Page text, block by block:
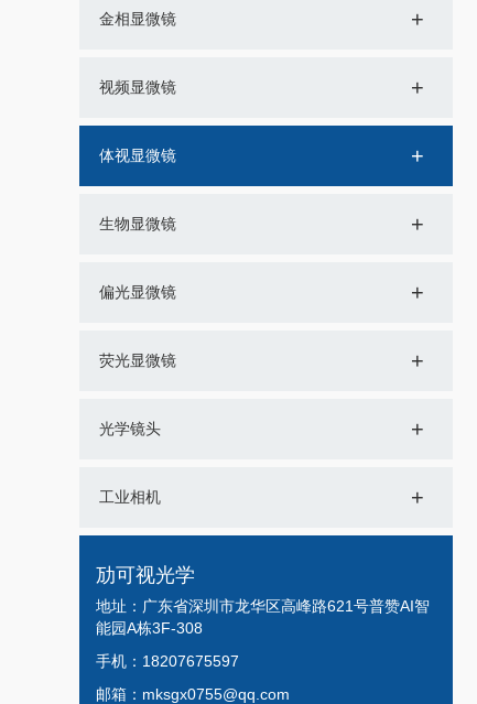
金相显微镜 +
视频显微镜 +
体视显微镜 +
生物显微镜 +
偏光显微镜 +
荧光显微镜 +
光学镜头 +
工业相机 +
劢可视光学
地址：广东省深圳市龙华区高峰路621号普赞AI智
能园A栋3F-308
手机：18207675597
邮箱：mksgx0755@qq.com